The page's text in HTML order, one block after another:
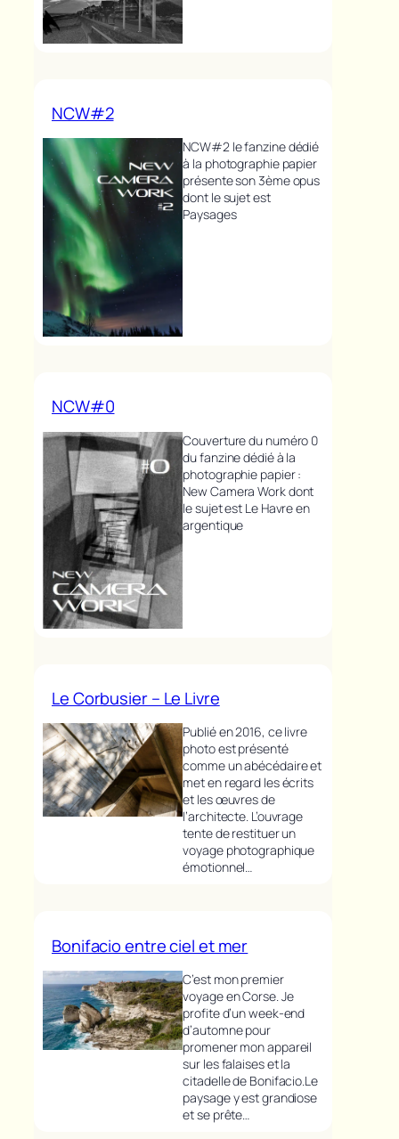
NCW#2
NCW#2 le fanzine dédié
à la photographie papier
présente son 3ème opus
dont le sujet est
Paysages
NCW#0
Couverture du numéro 0
du fanzine dédié à la
photographie papier :
New Camera Work dont
le sujet est Le Havre en
argentique
Le Corbusier – Le Livre
Publié en 2016, ce livre
photo est présenté
comme un abécédaire et
met en regard les écrits
et les œuvres de
l’architecte. L’ouvrage
tente de restituer un
voyage photographique
émotionnel…
Bonifacio entre ciel et mer
C’est mon premier
voyage en Corse. Je
profite d’un week-end
d’automne pour
promener mon appareil
sur les falaises et la
citadelle de Bonifacio.Le
paysage y est grandiose
et se prête…